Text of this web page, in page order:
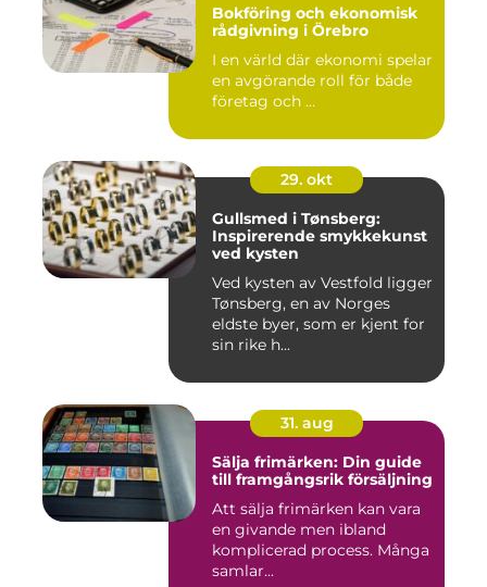
Bokföring och ekonomisk
rådgivning i Örebro
I en värld där ekonomi spelar
en avgörande roll för både
företag och ...
29. okt
Gullsmed i Tønsberg:
Inspirerende smykkekunst
ved kysten
Ved kysten av Vestfold ligger
Tønsberg, en av Norges
eldste byer, som er kjent for
sin rike h...
31. aug
Sälja frimärken: Din guide
till framgångsrik försäljning
Att sälja frimärken kan vara
en givande men ibland
komplicerad process. Många
samlar...